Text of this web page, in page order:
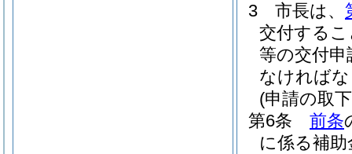
3
市長は、
交付する
等の交付
なければ
(申請の取
第6条
前条
に係る補